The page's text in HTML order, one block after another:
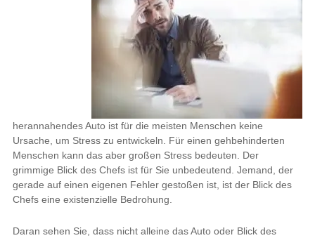
herannahendes Auto ist für die meisten Menschen keine
Ursache, um Stress zu entwickeln. Für einen gehbehinderten
Menschen kann das aber großen Stress bedeuten. Der
grimmige Blick des Chefs ist für Sie unbedeutend. Jemand, der
gerade auf einen eigenen Fehler gestoßen ist, ist der Blick des
Chefs eine existenzielle Bedrohung.
Daran sehen Sie, dass nicht alleine das Auto oder Blick des